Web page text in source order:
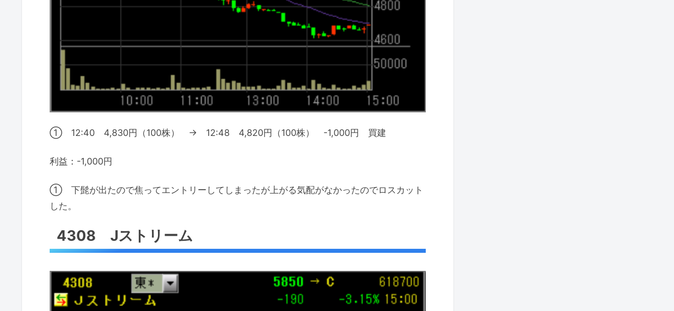
① 12:40 4,830円（100株） → 12:48 4,820円（100株） -1,000円 買建
利益：-1,000円
① 下髭が出たので焦ってエントリーしてしまったが上がる気配がなかったのでロスカット
した。
4308 Jストリーム